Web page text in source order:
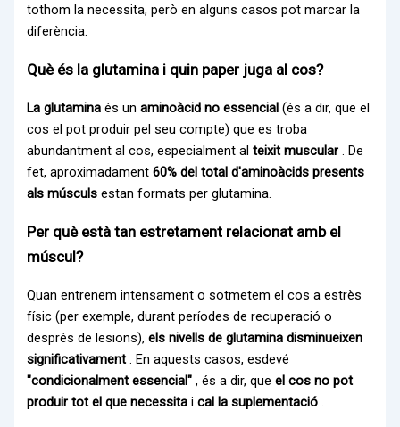
tothom la necessita, però en alguns casos pot marcar la
diferència.
Què és la glutamina i quin paper juga al cos?
La glutamina és unaminoàcid no essencial (és a dir, que el
cos el pot produir pel seu compte) que es troba
abundantment al cos, especialment alteixit muscular . De
fet, aproximadament60% del total d'aminoàcids presents
als músculs estan formats per glutamina.
Per què està tan estretament relacionat amb el
múscul?
Quan entrenem intensament o sotmetem el cos a estrès
físic (per exemple, durant períodes de recuperació o
després de lesions),els nivells de glutamina disminueixen
significativament. En aquests casos, esdevé
"condicionalment essencial" , és a dir, queel cos no pot
produir tot el que necessita ical la suplementació .